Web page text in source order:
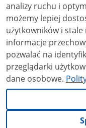
analizy ruchu i
możemy lepiej
użytkowników i stale
informacje
pozwalać na
przeglądarki
dane osobowe.